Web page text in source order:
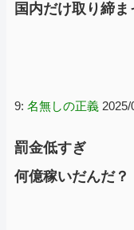
国内だけ取り締
9: 名無しの正義 2025/
罰金低すぎ
何億稼いだんだ？